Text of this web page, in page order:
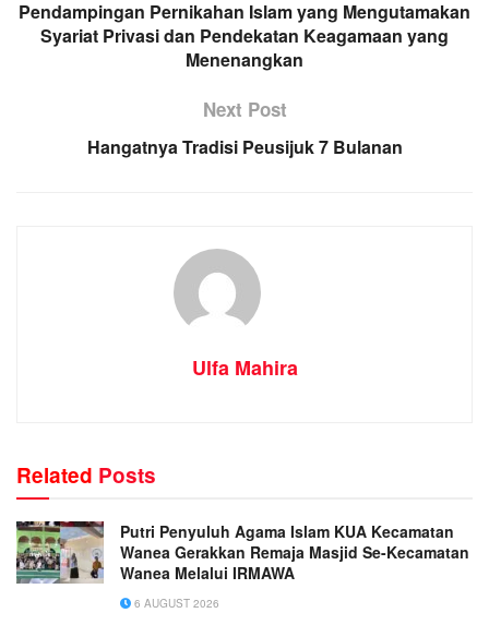
Pendampingan Pernikahan Islam yang Mengutamakan
Syariat Privasi dan Pendekatan Keagamaan yang
Menenangkan
Next Post
Hangatnya Tradisi Peusijuk 7 Bulanan
Ulfa Mahira
Related Posts
Putri Penyuluh Agama Islam KUA Kecamatan
Wanea Gerakkan Remaja Masjid Se-Kecamatan
Wanea Melalui IRMAWA
6 AUGUST 2026